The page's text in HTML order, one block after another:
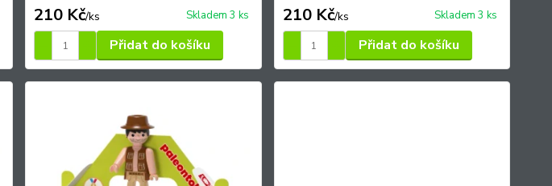
210 Kč/ks Skladem 3 ks
Přidat do košíku
210 Kč/ks Skladem 3 ks
Přidat do košíku